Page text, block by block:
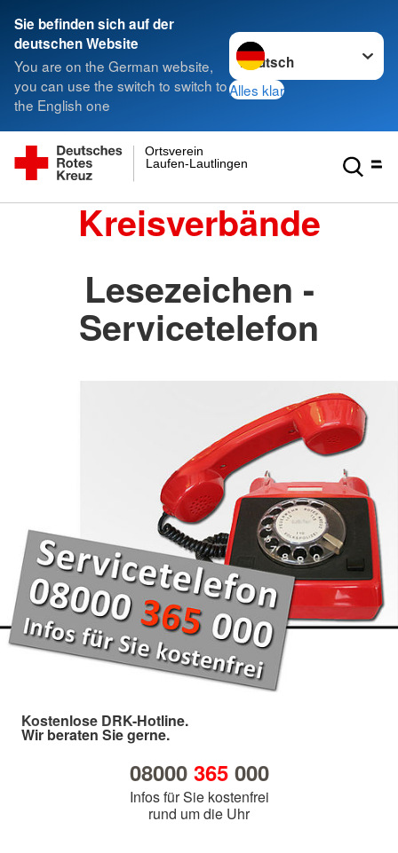
Sie befinden sich auf der
deutschen Website
You are on the German website,
you can use the switch to switch to
the English one
Sprache wechseln zu
Alles klar
Laufen-Lautlingen
Ortsverein
Kreisverbände
Lesezeichen -
Servicetelefon
Kostenlose DRK-Hotline.
Wir beraten Sie gerne.
08000 365000
Infos für Sie kostenfrei
rund um die Uhr